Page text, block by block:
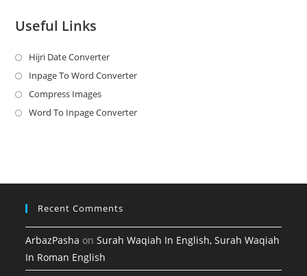
Useful Links
Hijri Date ConverterOpens
in
new
Inpage To Word ConverterOpens
a
Compress ImagesOpens
in
Word To Inpage ConverterOpens
tab
Recent Comments
ArbazPasha onSurah Waqiah In English, Surah Waqiah
In Roman English